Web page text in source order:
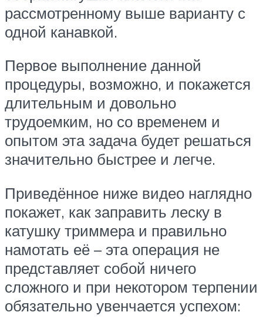
рассмотренному выше варианту с
одной канавкой.
Первое выполнение данной
процедуры, возможно, и покажется
длительным и довольно
трудоемким, но со временем и
опытом эта задача будет решаться
значительно быстрее и легче.
Приведённое ниже видео наглядно
покажет, как заправить леску в
катушку триммера и правильно
намотать её – эта операция не
представляет собой ничего
сложного и при некотором терпении
обязательно увенчается успехом: